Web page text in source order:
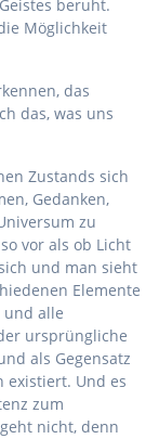
beruht.
Möglichkeit
das
das, was uns
Zustands sich
Gedanken,
zu
vor als ob Licht
und man sieht
Elemente
und alle
ursprüngliche
als Gegensatz
existiert. Und es
zum
nicht, denn